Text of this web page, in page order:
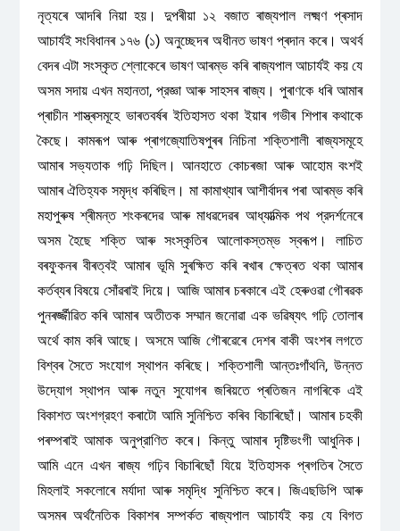
নৃত্যৰে আদৰি নিয়া হয়। দুপৰীয়া ১২ বজাত ৰাজ্যপাল লক্ষ্মণ প্ৰসাদ
আচাৰ্যই সংবিধানৰ ১৭৬ (১) অনুচ্ছেদৰ অধীনত ভাষণ প্ৰদান কৰে। অথর্ব
বেদৰ এটা সংস্কৃত শ্লোকেৰে ভাষণ আৰম্ভ কৰি ৰাজ্যপাল আচাৰ্যই কয় যে
অসম সদায় এখন মহানতা, প্রজ্ঞা আৰু সাহসৰ ৰাজ্য। পুৰাণকে ধৰি আমাৰ
প্ৰাচীন শাস্ত্ৰসমূহে ভাৰতবৰ্ষৰ ইতিহাসত থকা ইয়াৰ গভীৰ শিপাৰ কথাকে
কৈছে। কামৰূপ আৰু প্ৰাগজ্যোতিষপুৰৰ নিচিনা শক্তিশালী ৰাজ্যসমূহে
আমাৰ সভ্যতাক গঢ়ি দিছিল। আনহাতে কোচৰজা আৰু আহোম বংশই
আমাৰ ঐতিহ্যক সমৃদ্ধ কৰিছিল। মা কামাখ্যাৰ আশীৰ্বাদৰ পৰা আৰম্ভ কৰি
মহাপুৰুষ শ্ৰীমন্ত শংকৰদেৱ আৰু মাধৱদেৱৰ আধ্যাত্মিক পথ প্রদর্শনেৰে
অসম হৈছে শক্তি আৰু সংস্কৃতিৰ আলোকস্তম্ভ স্বৰূপ। লাচিত
বৰফুকনৰ বীৰত্বই আমাৰ ভূমি সুৰক্ষিত কৰি ৰখাৰ ক্ষেত্ৰত থকা আমাৰ
কৰ্তব্যৰ বিষয়ে সোঁৱৰাই দিয়ে। আজি আমাৰ চৰকাৰে এই হেৰুওৱা গৌৰৱক
পুনৰৰ্জ্জীৱিত কৰি আমাৰ অতীতক সম্মান জনোৱা এক ভৱিষ্যৎ গঢ়ি তোলাৰ
অৰ্থে কাম কৰি আছে। অসমে আজি গৌৰৱেৰে দেশৰ বাকী অংশৰ লগতে
বিশ্বৰ সৈতে সংযোগ স্থাপন কৰিছে। শক্তিশালী আন্তঃগাঁথনি, উন্নত
উদ্যোগ স্থাপন আৰু নতুন সুযোগৰ জৰিয়তে প্ৰতিজন নাগৰিকে এই
বিকাশত অংশগ্রহণ কৰাটো আমি সুনিশ্চিত কৰিব বিচাৰিছোঁ। আমাৰ চহকী
পৰম্পৰাই আমাক অনুপ্রাণিত কৰে। কিন্তু আমাৰ দৃষ্টিভংগী আধুনিক।
আমি এনে এখন ৰাজ্য গঢ়িব বিচাৰিছোঁ যিয়ে ইতিহাসক প্ৰগতিৰ সৈতে
মিহলাই সকলোৰে মৰ্যাদা আৰু সমৃদ্ধি সুনিশ্চিত কৰে। জিএছডিপি আৰু
অসমৰ অৰ্থনৈতিক বিকাশৰ সম্পৰ্কত ৰাজ্যপাল আচাৰ্যই কয় যে বিগত